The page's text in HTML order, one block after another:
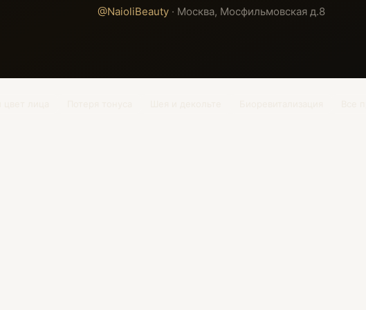
@NaioliBeauty· Москва, Мосфильмовская д.8